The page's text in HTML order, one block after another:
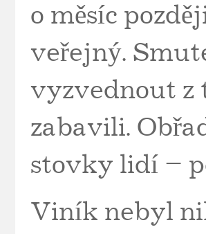
o měsíc
veřejný.
vyzvednout z
zabavili.
stovky lidí –
Viník nebyl